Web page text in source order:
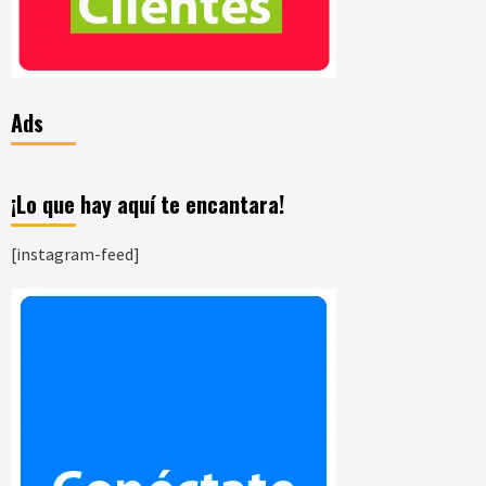
Ads
¡Lo que hay aquí te encantara!
[instagram-feed]